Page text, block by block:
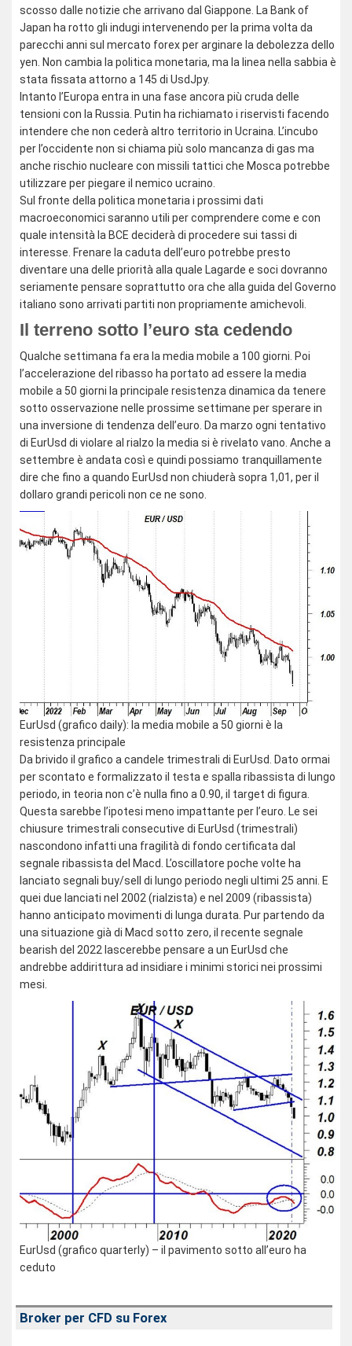
scosso dalle notizie che arrivano dal Giappone. La Bank of
Japan ha rotto gli indugi intervenendo per la prima volta da
parecchi anni sul mercato forex per arginare la debolezza dello
yen. Non cambia la politica monetaria, ma la linea nella sabbia è
stata fissata attorno a 145 di UsdJpy.
Intanto l’Europa entra in una fase ancora più cruda delle
tensioni con la Russia. Putin ha richiamato i riservisti facendo
intendere che non cederà altro territorio in Ucraina. L’incubo
per l’occidente non si chiama più solo mancanza di gas ma
anche rischio nucleare con missili tattici che Mosca potrebbe
utilizzare per piegare il nemico ucraino.
Sul fronte della politica monetaria i prossimi dati
macroeconomici saranno utili per comprendere come e con
quale intensità la BCE deciderà di procedere sui tassi di
interesse. Frenare la caduta dell’euro potrebbe presto
diventare una delle priorità alla quale Lagarde e soci dovranno
seriamente pensare soprattutto ora che alla guida del Governo
italiano sono arrivati partiti non propriamente amichevoli.
Il terreno sotto l’euro sta cedendo
Qualche settimana fa era la media mobile a 100 giorni. Poi
l’accelerazione del ribasso ha portato ad essere la media
mobile a 50 giorni la principale resistenza dinamica da tenere
sotto osservazione nelle prossime settimane per sperare in
una inversione di tendenza dell’euro. Da marzo ogni tentativo
di EurUsd di violare al rialzo la media si è rivelato vano. Anche a
settembre è andata così e quindi possiamo tranquillamente
dire che fino a quando EurUsd non chiuderà sopra 1,01, per il
dollaro grandi pericoli non ce ne sono.
EurUsd (grafico daily): la media mobile a 50 giorni è la
resistenza principale
Da brivido il grafico a candele trimestrali di EurUsd. Dato ormai
per scontato e formalizzato il testa e spalla ribassista di lungo
periodo, in teoria non c’è nulla fino a 0.90, il target di figura.
Questa sarebbe l’ipotesi meno impattante per l’euro. Le sei
chiusure trimestrali consecutive di EurUsd (trimestrali)
nascondono infatti una fragilità di fondo certificata dal
segnale ribassista del Macd. L’oscillatore poche volte ha
lanciato segnali buy/sell di lungo periodo negli ultimi 25 anni. E
quei due lanciati nel 2002 (rialzista) e nel 2009 (ribassista)
hanno anticipato movimenti di lunga durata. Pur partendo da
una situazione già di Macd sotto zero, il recente segnale
bearish del 2022 lascerebbe pensare a un EurUsd che
andrebbe addirittura ad insidiare i minimi storici nei prossimi
mesi.
EurUsd (grafico quarterly) – il pavimento sotto all’euro ha
ceduto
Broker per CFD su Forex